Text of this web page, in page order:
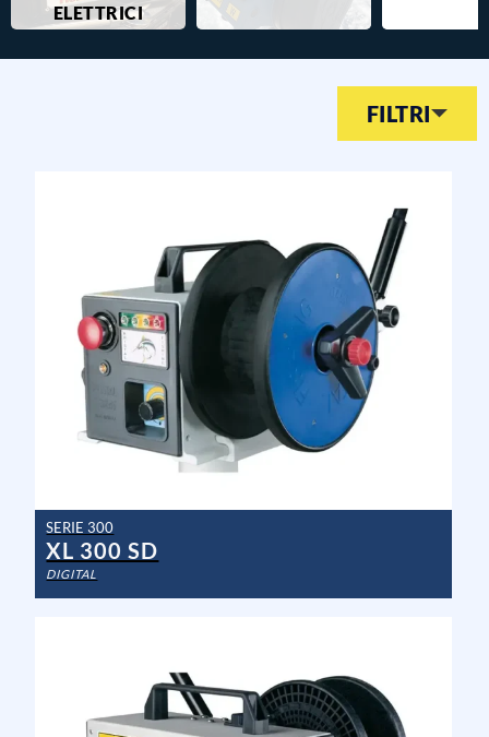
ELETTRICI
FILTRI
SERIE 300
XL 300 SD
DIGITAL